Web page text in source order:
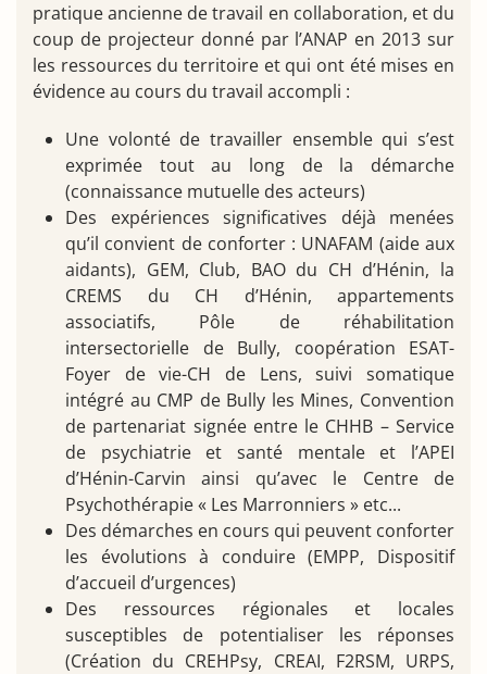
pratique ancienne de travail en collaboration, et du
coup de projecteur donné par l’ANAP en 2013 sur
les ressources du territoire et qui ont été mises en
évidence au cours du travail accompli :
Une volonté de travailler ensemble qui s’est
exprimée tout au long de la démarche
(connaissance mutuelle des acteurs)
Des expériences significatives déjà menées
qu’il convient de conforter : UNAFAM (aide aux
aidants), GEM, Club, BAO du CH d’Hénin, la
CREMS du CH d’Hénin, appartements
associatifs, Pôle de réhabilitation
intersectorielle de Bully, coopération ESAT-
Foyer de vie-CH de Lens, suivi somatique
intégré au CMP de Bully les Mines, Convention
de partenariat signée entre le CHHB – Service
de psychiatrie et santé mentale et l’APEI
d’Hénin-Carvin ainsi qu’avec le Centre de
Psychothérapie « Les Marronniers » etc...
Des démarches en cours qui peuvent conforter
les évolutions à conduire (EMPP, Dispositif
d’accueil d’urgences)
Des ressources régionales et locales
susceptibles de potentialiser les réponses
(Création du CREHPsy, CREAI, F2RSM, URPS,